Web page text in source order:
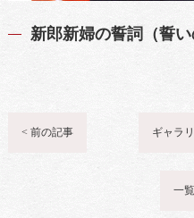
新郎新婦の誓詞（誓い
< 前の記事 ギャラ
一